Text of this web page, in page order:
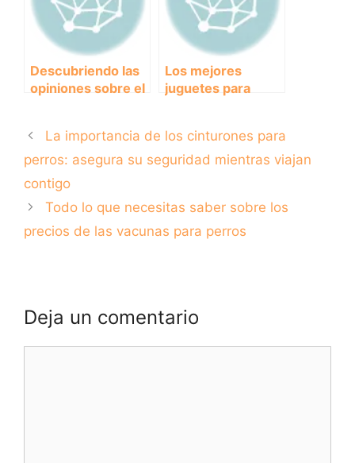
Descubriendo las
opiniones sobre el
opción para tu
mascota?
Los mejores
juguetes para
tu peludo amigo
feliz y entretenido.
La importancia de los cinturones para
perros: asegura su seguridad mientras viajan
contigo
Todo lo que necesitas saber sobre los
precios de las vacunas para perros
Deja un comentario